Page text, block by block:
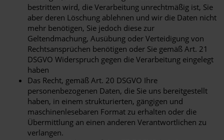
bestritten wird, die Verarbeitung unrechtmäßig ist, Sie
aber deren Löschung ablehnen und wir die Daten nicht
mehr benötigen, Sie jedoch diese zur
Geltendmachung, Ausübung oder Verteidigung von
Rechtsansprüchen benötigen oder Sie gemäß Art. 21
DSGVO Widerspruch gegen die Verarbeitung eingelegt
haben
Das Recht, gemäß Art. 20 DSGVO Ihre
personenbezogenen Daten, die Sie uns bereitgestellt
haben, in einem strukturierten, gängigen und
maschinenlesebaren Format zu erhalten oder die
Übermittlung an einen anderen Verantwortlichen zu
verlangen.